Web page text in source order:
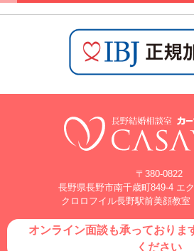
〒380-0822
長野県長野市南千歳町849-4 エ
クロロフイル長野駅前美顔教室
オンライン面談も承っておりま
ください